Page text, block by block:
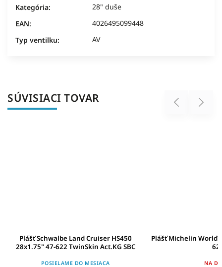
Kategória:
28" duše
EAN:
4026495099448
Typ ventilku: AV
SÚVISIACI TOVAR Previous
Plášť Schwalbe Land Cruiser HS450
28x1.75" 47-622 TwinSkin Act.KG SBC
POSIELAME DO MESIACA
Plášť Michelin
NA
Next